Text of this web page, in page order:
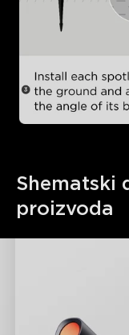
Shematski
proizvoda